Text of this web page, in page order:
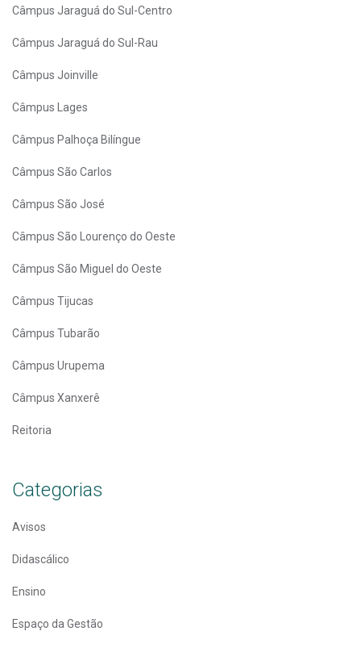
Câmpus Jaraguá do Sul-Centro
Câmpus Jaraguá do Sul-Rau
Câmpus Joinville
Câmpus Lages
Câmpus Palhoça Bilíngue
Câmpus São Carlos
Câmpus São José
Câmpus São Lourenço do Oeste
Câmpus São Miguel do Oeste
Câmpus Tijucas
Câmpus Tubarão
Câmpus Urupema
Câmpus Xanxerê
Reitoria
Categorias
Avisos
Didascálico
Ensino
Espaço da Gestão